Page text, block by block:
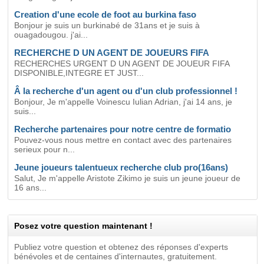
Creation d'une ecole de foot au burkina faso
Bonjour je suis un burkinabé de 31ans et je suis à
ouagadougou. j'ai...
RECHERCHE D UN AGENT DE JOUEURS FIFA
RECHERCHES URGENT D UN AGENT DE JOUEUR FIFA
DISPONIBLE,INTEGRE ET JUST...
Â la recherche d'un agent ou d'un club professionnel !
Bonjour, Je m'appelle Voinescu Iulian Adrian, j'ai 14 ans, je
suis...
Recherche partenaires pour notre centre de formatio
Pouvez-vous nous mettre en contact avec des partenaires
serieux pour n...
Jeune joueurs talentueux recherche club pro(16ans)
Salut, Je m'appelle Aristote Zikimo je suis un jeune joueur de
16 ans...
Posez votre question maintenant !
Publiez votre question et obtenez des réponses d'experts
bénévoles et de centaines d'internautes, gratuitement.